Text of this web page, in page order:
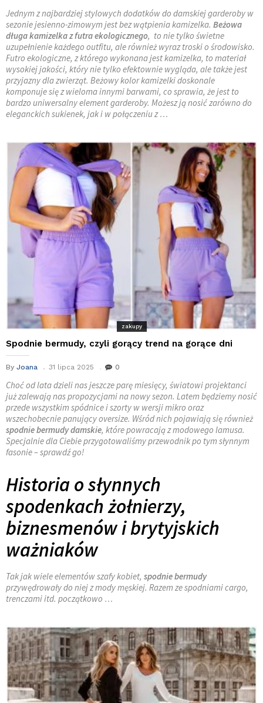
Jednym z najbardziej stylowych dodatków do damskiej garderoby w
sezonie jesienno-zimowym jest bez wątpienia kamizelka. Beżowa
długa kamizelka z futra ekologicznego, to nie tylko świetne
uzupełnienie każdego outfitu, ale również wyraz troski o środowisko.
Futro ekologiczne, z którego wykonana jest kamizelka, to materiał
wysokiej jakości, który nie tylko efektownie wygląda, ale także jest
przyjazny dla zwierząt. Beżowy kolor kamizelki doskonale
komponuje się z wieloma innymi barwami, co sprawia, że jest to
bardzo uniwersalny element garderoby. Możesz ją nosić zarówno do
eleganckich sukienek, jak i w połączeniu z …
zakupy
Spodnie bermudy, czyli gorący trend na gorące dni
By Joana 31 lipca 2025 0
Choć od lata dzieli nas jeszcze parę miesięcy, światowi projektanci
już zalewają nas propozycjami na nowy sezon. Latem będziemy nosić
przede wszystkim spódnice i szorty w wersji mikro oraz
wszechobecnie panujący oversize. Wśród nich pojawiają się również
spodnie bermudy damskie, które powracają z modowego lamusa.
Specjalnie dla Ciebie przygotowaliśmy przewodnik po tym słynnym
fasonie – sprawdź go!
Historia o słynnych
spodenkach żołnierzy,
biznesmenów i brytyjskich
ważniaków
Tak jak wiele elementów szafy kobiet, spodnie bermudy
przywędrowały do niej z mody męskiej. Razem ze spodniami cargo,
trenczami itd. początkowo …